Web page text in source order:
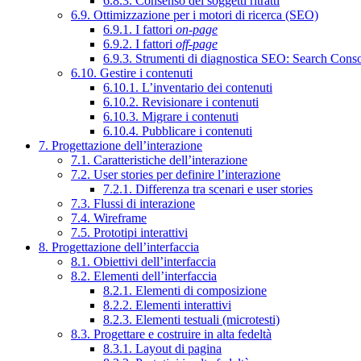
6.9. Ottimizzazione per i motori di ricerca (SEO)
6.9.1. I fattori on-page
6.9.2. I fattori off-page
6.9.3. Strumenti di diagnostica SEO: Search
6.10. Gestire i contenuti
6.10.1. L’inventario dei contenuti
6.10.2. Revisionare i contenuti
6.10.3. Migrare i contenuti
6.10.4. Pubblicare i contenuti
7. Progettazione dell’interazione
7.1. Caratteristiche dell’interazione
7.2. User stories per definire l’interazione
7.2.1. Differenza tra scenari e user stories
7.3. Flussi di interazione
7.4. Wireframe
7.5. Prototipi interattivi
8. Progettazione dell’interfaccia
8.1. Obiettivi dell’interfaccia
8.2. Elementi dell’interfaccia
8.2.1. Elementi di composizione
8.2.2. Elementi interattivi
8.2.3. Elementi testuali (microtesti)
8.3. Progettare e costruire in alta fedeltà
8.3.1. Layout di pagina